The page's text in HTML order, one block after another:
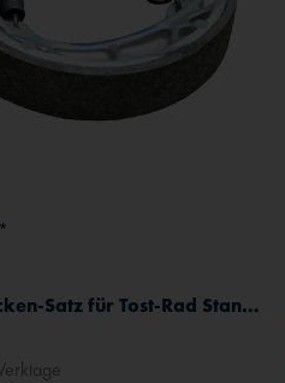
Bremsbacken-Satz für Tost-Rad Standard 5"